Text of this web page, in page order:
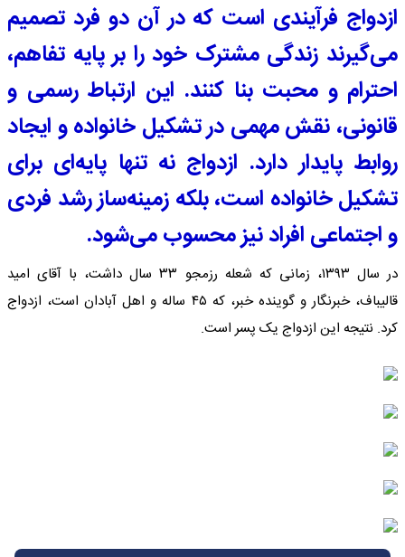
ازدواج فرآیندی است که در آن دو فرد تصمیم
می‌گیرند زندگی مشترک خود را بر پایه تفاهم،
احترام و محبت بنا کنند. این ارتباط رسمی و
قانونی، نقش مهمی در تشکیل خانواده و ایجاد
روابط پایدار دارد. ازدواج نه تنها پایه‌ای برای
تشکیل خانواده است، بلکه زمینه‌ساز رشد فردی
و اجتماعی افراد نیز محسوب می‌شود.
در سال ۱۳۹۳، زمانی که شعله رزمجو ۳۳ سال داشت، با آقای امید
قالیباف، خبرنگار و گوینده خبر، که ۴۵ ساله و اهل آبادان است، ازدواج
کرد. نتیجه این ازدواج یک پسر است.